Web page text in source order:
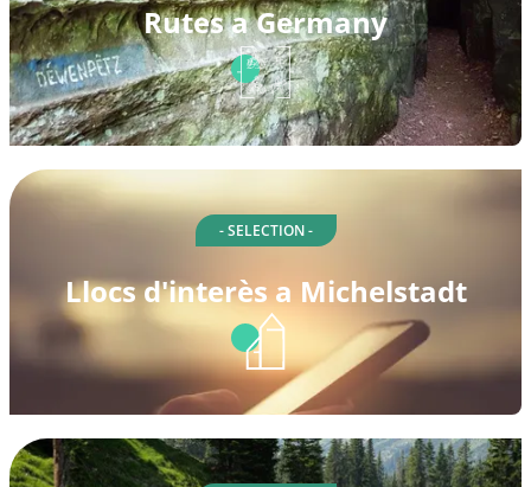
Rutes a Germany
- SELECTION -
Llocs d'interès a Michelstadt